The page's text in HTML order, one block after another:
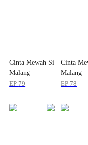
Cinta Mewah Si
Malang
EP 79
Cinta
Malang
EP 78